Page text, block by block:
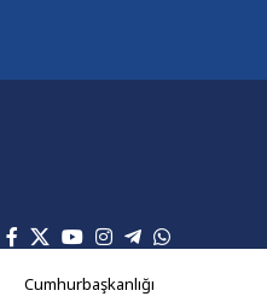
Cumhurbaşkanlığı